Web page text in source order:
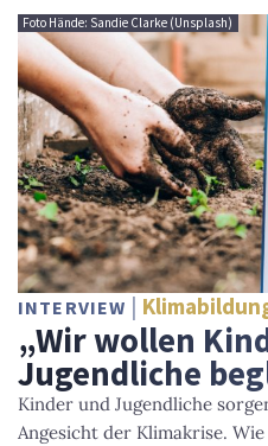
Foto Hände: Sandie Clarke (Unsplash)
INTERVIEW
„Wir wollen
Jugendliche
Kinder und Jugendliche
Angesicht der Klimakrise.